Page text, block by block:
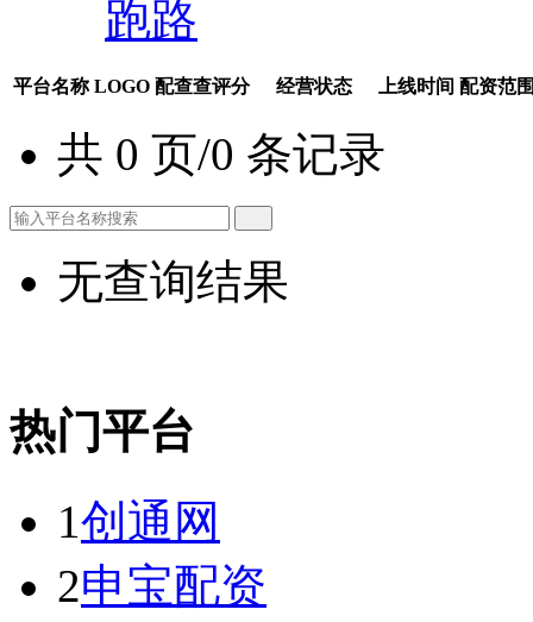
跑路
平台名称 LOGO 配查查评分 经营状态 上线时间 配资范
共 0 页/0 条记录
无查询结果
热门平台
1创通网
2申宝配资